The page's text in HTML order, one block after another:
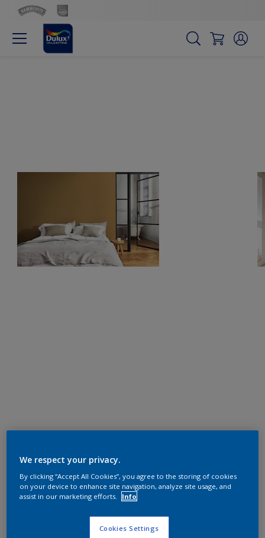
We respect your privacy.
By clicking “Accept All Cookies”, you agree to the storing of cookies
on your device to enhance site navigation, analyze site usage, and
assist in our marketing efforts.
Info
Cookies Settings